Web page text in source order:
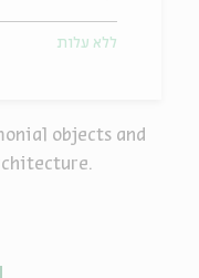
objects and
ללא עלות